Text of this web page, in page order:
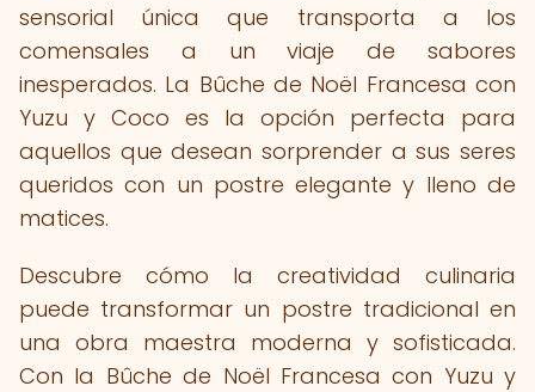
sensorial única que transporta a los
comensales a un viaje de sabores
inesperados. La Bûche de Noël Francesa con
Yuzu y Coco es la opción perfecta para
aquellos que desean sorprender a sus seres
queridos con un postre elegante y lleno de
matices.
Descubre cómo la creatividad culinaria
puede transformar un postre tradicional en
una obra maestra moderna y sofisticada.
Con la Bûche de Noël Francesa con Yuzu y